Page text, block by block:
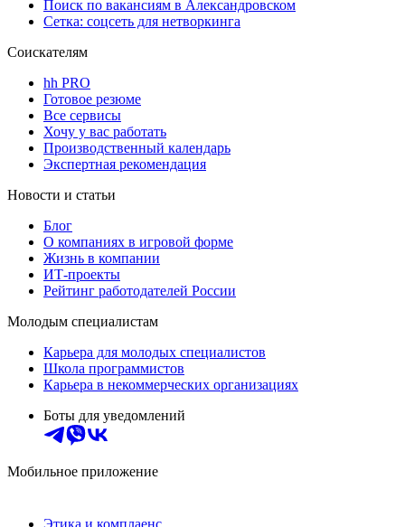
Поиск по вакансиям в Александровском
Сетка: соцсеть для нетворкинга
Соискателям
hh PRO
Готовое резюме
Все сервисы
Хочу у вас работать
Производственный календарь
Экспертная рекомендация
Новости и статьи
Блог
О компаниях в игровой форме
Жизнь в компании
ИТ-проекты
Рейтинг работодателей России
Молодым специалистам
Карьера для молодых специалистов
Школа программистов
Карьера в некоммерческих организациях
Боты для уведомлений
Мобильное приложение